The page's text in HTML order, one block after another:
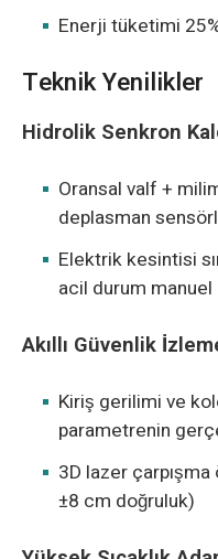
Enerji tüketimi
Teknik Yenilikler
Hidrolik Senkron
Oransal valf +
deplasman
Elektrik kesintisi
acil durum manuel
Akıllı Güvenlik
Kiriş gerilimi ve
parametrenin
3D lazer
±8 cm doğruluk)